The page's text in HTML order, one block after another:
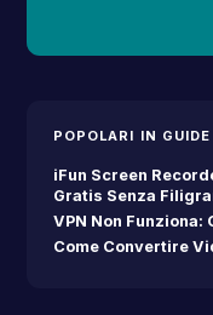
POPOLARI IN
iFun Screen
Gratis Senza
VPN Non Funziona:
Come Convertire